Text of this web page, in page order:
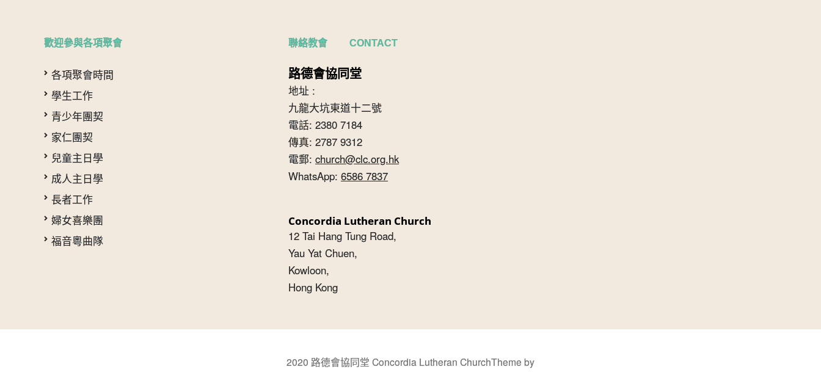
歡迎參與各項聚會
各項聚會時間
學生工作
青少年團契
家仁團契
兒童主日學
成人主日學
長者工作
婦女喜樂團
福音粵曲隊
聯絡教會 CONTACT
路德會協同堂
地址 :
九龍大坑東道十二號
電話: 2380 7184
傳真: 2787 9312
電郵: church@clc.org.hk
WhatsApp: 6586 7837
Concordia Lutheran Church
12 Tai Hang Tung Road,
Yau Yat Chuen,
Kowloon,
Hong Kong
2020 路德會協同堂 Concordia Lutheran ChurchTheme by